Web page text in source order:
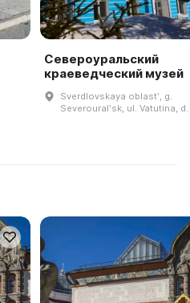
Североуральский
краеведческий музей
Sverdlovskaya oblastʹ, g.
Severouralʹsk, ul. Vatutina, d.